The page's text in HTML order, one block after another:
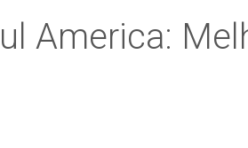
America: